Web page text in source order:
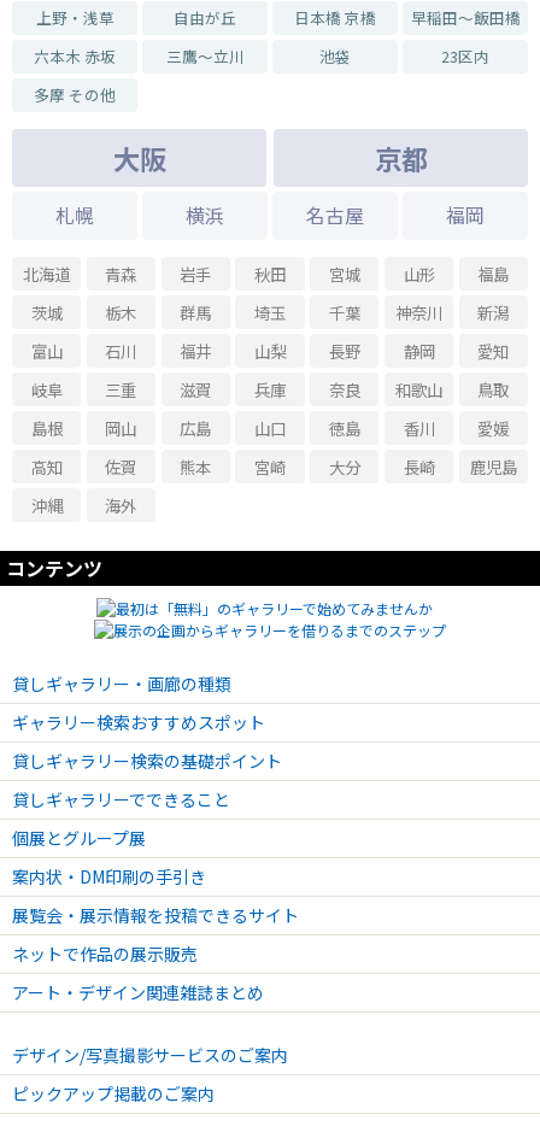
上野・浅草
自由が丘 日本橋 京橋
早稲田～飯田橋
六本木 赤坂
三鷹～立川 池袋
23区内
多摩 その他
大阪 京都
札幌 横浜 名古屋 福岡
北海道 青森 岩手 秋田 宮城 山形
福島
茨城
栃木 群馬 埼玉 千葉 神奈川
新潟
富山
石川 福井 山梨 長野 静岡
愛知
岐阜
三重 滋賀 兵庫 奈良 和歌山
鳥取
島根
岡山 広島 山口 徳島 香川
愛媛
高知
佐賀 熊本 宮崎 大分 長崎
鹿児島
沖縄
海外
コンテンツ
貸しギャラリー・画廊の種類
ギャラリー検索おすすめスポット
貸しギャラリー検索の基礎ポイント
貸しギャラリーでできること
個展とグループ展
案内状・DM印刷の手引き
展覧会・展示情報を投稿できるサイト
ネットで作品の展示販売
アート・デザイン関連雑誌まとめ
デザイン/写真撮影サービスのご案内
ピックアップ掲載のご案内